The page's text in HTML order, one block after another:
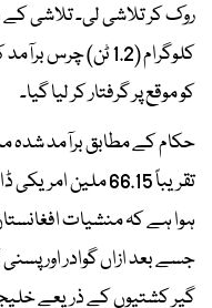
کلوگرام (1.2 ٹن)
کو موقع پر گرفتار کر لیا گیا۔
حکام کے مطابق برآمد
تقریباً 66.15
ہوا ہے کہ منشیات
جسے بعد ازاں گوادر اور
گیر کشتیوں کے ذریعے